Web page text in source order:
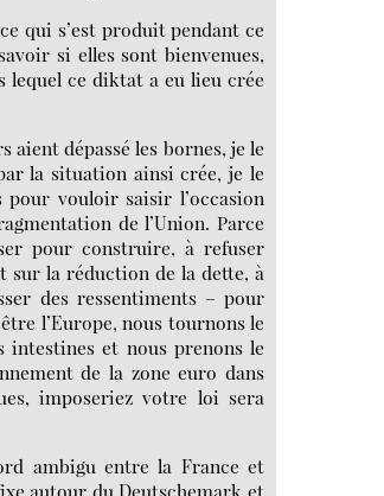
qui s’est produit pendant ce
si elles sont bienvenues,
lequel ce diktat a eu lieu crée
aient dépassé les bornes, je le
la situation ainsi crée, je le
vouloir saisir l’occasion
de l’Union. Parce
pour construire, à refuser
sur la réduction de la dette, à
des ressentiments – pour
l’Europe, nous tournons le
intestines et nous prenons le
de la zone euro dans
imposeriez votre loi sera
ambigu entre la France et
autour du Deutschemark et